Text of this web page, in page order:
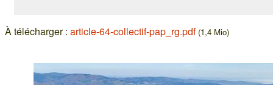
À télécharger : article-64-collectif-pap_rg.pdf (1,4 Mio)